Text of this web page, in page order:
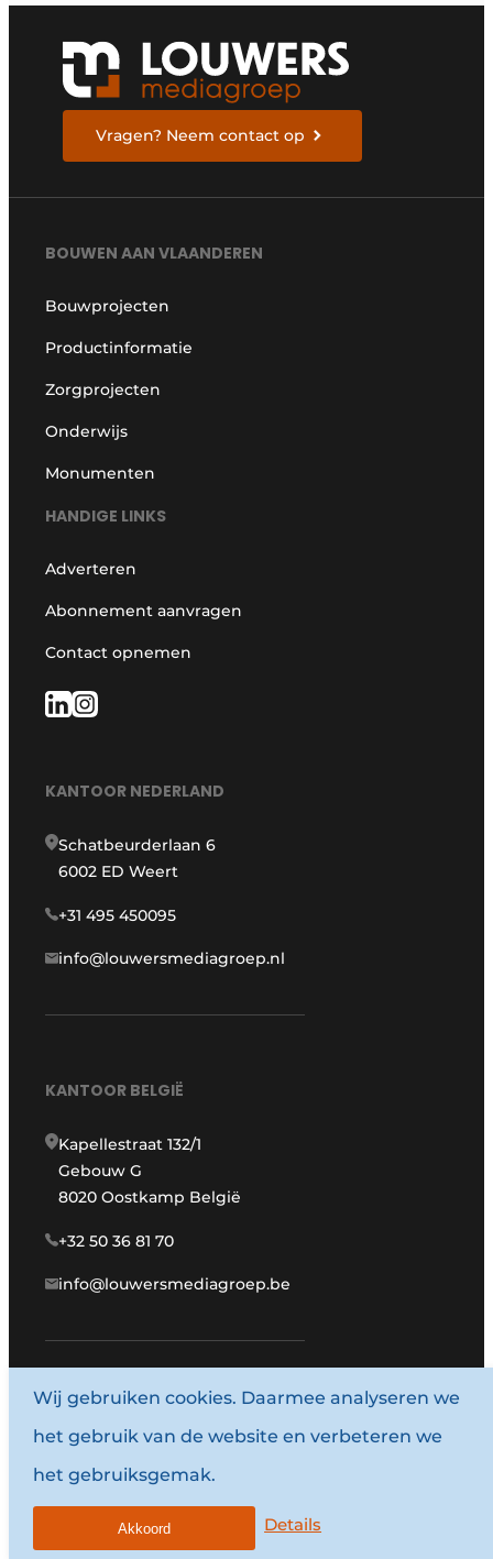
Vragen? Neem contact op
BOUWEN AAN VLAANDEREN
Bouwprojecten
Productinformatie
Zorgprojecten
Onderwijs
Monumenten
HANDIGE LINKS
Adverteren
Abonnement aanvragen
Contact opnemen
KANTOOR NEDERLAND
Schatbeurderlaan 6
6002 ED Weert
+31 495 450095
info@louwersmediagroep.nl
KANTOOR BELGIË
Kapellestraat 132/1
Gebouw G
8020 Oostkamp België
+32 50 36 81 70
info@louwersmediagroep.be
www.louwersmediagroep.com
© 1987 - 2026 Louwersmediagroep.
Algemene voorwaarden
Wij gebruiken cookies. Daarmee analyseren we
het gebruik van de website en verbeteren we
het gebruiksgemak.
Details
Akkoord